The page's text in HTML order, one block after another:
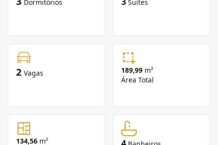
Dormitórios Suítes
2 Vagas 189,99 m²
Área Total
134,56 m²